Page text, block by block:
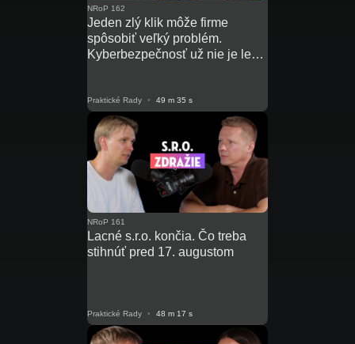
NRoP 162
Jeden zlý klik môže firme
spôsobiť veľký problém.
Kyberbezpečnosť už nie je len
Praktické Rady • 49 m 35 s
NRoP 161
Lacné s.r.o. končia. Čo treba
stihnúť pred 17. augustom
Praktické Rady • 48 m 17 s